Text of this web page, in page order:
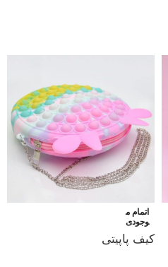
اتمام م
وجودی
کیف پاپیتی